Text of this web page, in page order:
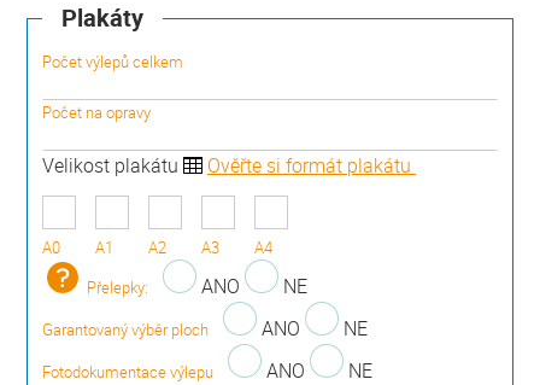
Plakáty
Počet výlepů celkem
Počet na opravy
Velikost plakátu Ověřte si formát plakátu
A0 A1 A2 A3
A4
Přelepky:
ANO NE
Garantovaný výběr ploch ANO NE
Fotodokumentace výlepu ANO NE